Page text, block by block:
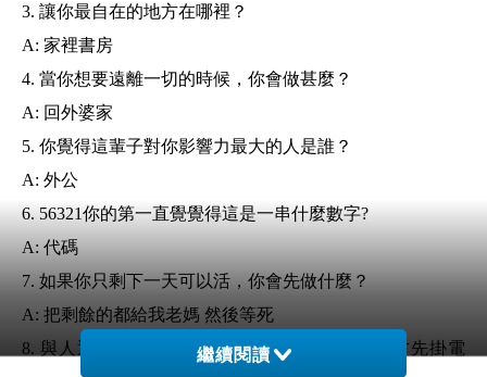
3. 讓你最自在的地方在哪裡？
A: 家裡書房
4. 當你想要遠離一切的時候，你會做甚麼？
A: 回外婆家
5. 你覺得這輩子對你影響力最大的人是誰？
A: 外公
6. 56321你的第一直覺覺得這是一串什麼數字?
A: 代碼
7. 如果你只剩下一天可以活，你會先做什麼？
A: 把剩餘的都給我老媽 然後等死
8. 與人通電話時，你會自己先掛電話還是等對方先掛電
繼續閱讀